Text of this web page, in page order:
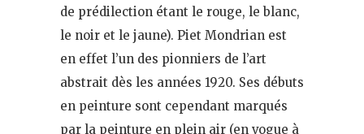
de prédilection étant le rouge, le blanc,
le noir et le jaune). Piet Mondrian est
en effet l’un des pionniers de l’art
abstrait dès les années 1920. Ses débuts
en peinture sont cependant marqués
par la peinture en plein air (en vogue à